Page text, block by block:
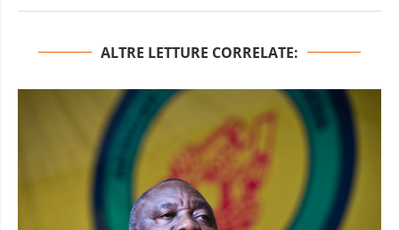
ALTRE LETTURE CORRELATE: